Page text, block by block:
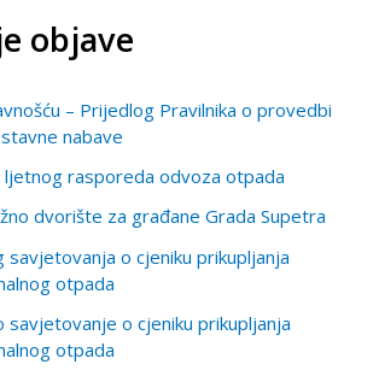
objave
– Prijedlog Pravilnika o provedbi
nabave
ljetnog rasporeda odvoza otpada
dvorište za građane Grada Supetra
savjetovanja o cjeniku prikupljanja
otpada
savjetovanje o cjeniku prikupljanja
otpada